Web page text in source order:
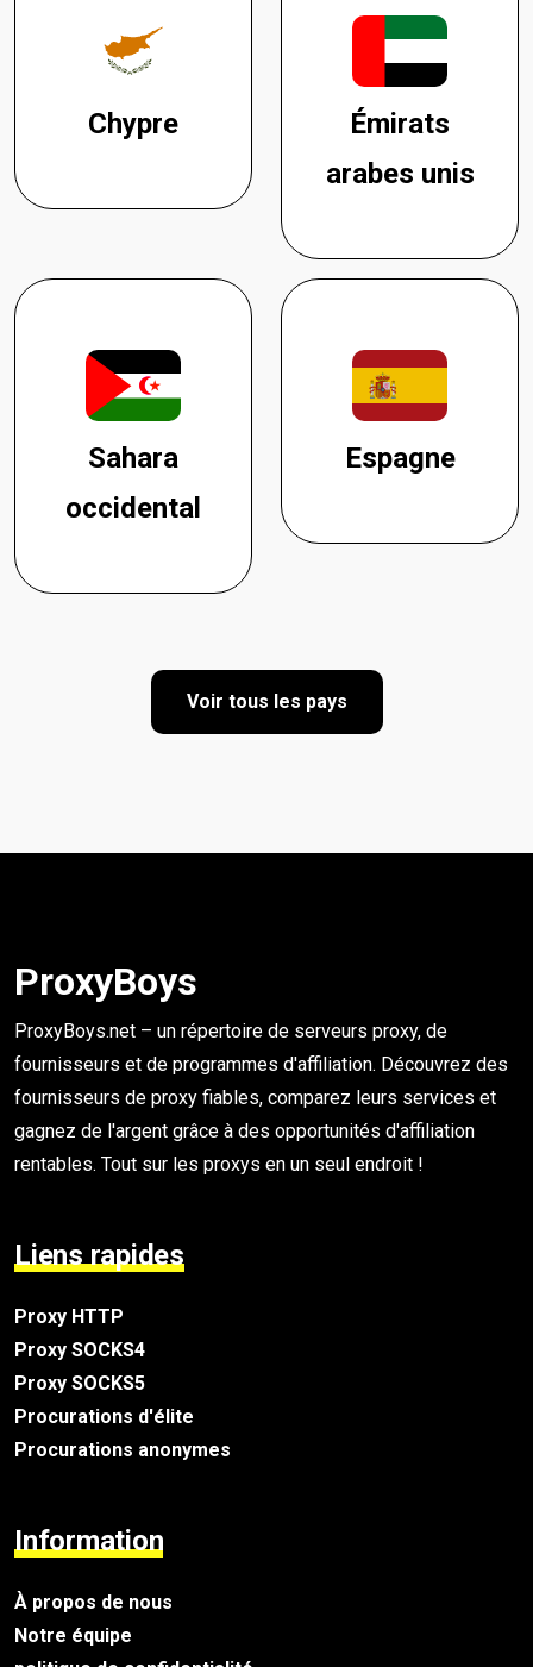
Chypre
Émirats
arabes unis
Sahara
occidental
Espagne
Voir tous les pays
ProxyBoys
ProxyBoys.net – un répertoire de serveurs proxy, de
fournisseurs et de programmes d'affiliation. Découvrez des
fournisseurs de proxy fiables, comparez leurs services et
gagnez de l'argent grâce à des opportunités d'affiliation
rentables. Tout sur les proxys en un seul endroit !
Liens rapides
Proxy HTTP
Proxy SOCKS4
Proxy SOCKS5
Procurations d'élite
Procurations anonymes
Information
À propos de nous
Notre équipe